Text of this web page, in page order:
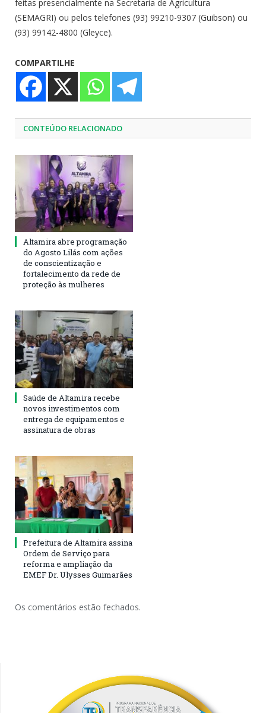
feitas presencialmente na Secretaria de Agricultura
(SEMAGRI) ou pelos telefones (93) 99210-9307 (Guibson) ou
(93) 99142-4800 (Gleyce).
COMPARTILHE
CONTEÚDO RELACIONADO
Altamira abre programação
do Agosto Lilás com ações
de conscientização e
fortalecimento da rede de
proteção às mulheres
Saúde de Altamira recebe
novos investimentos com
entrega de equipamentos e
assinatura de obras
Prefeitura de Altamira assina
Ordem de Serviço para
reforma e ampliação da
EMEF Dr. Ulysses Guimarães
Os comentários estão fechados.